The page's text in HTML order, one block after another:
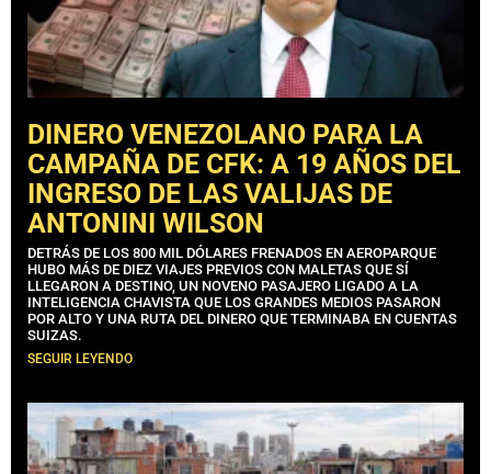
DINERO VENEZOLANO PARA LA
CAMPAÑA DE CFK: A 19 AÑOS DEL
INGRESO DE LAS VALIJAS DE
ANTONINI WILSON
DETRÁS DE LOS 800 MIL DÓLARES FRENADOS EN AEROPARQUE
HUBO MÁS DE DIEZ VIAJES PREVIOS CON MALETAS QUE SÍ
LLEGARON A DESTINO, UN NOVENO PASAJERO LIGADO A LA
INTELIGENCIA CHAVISTA QUE LOS GRANDES MEDIOS PASARON
POR ALTO Y UNA RUTA DEL DINERO QUE TERMINABA EN CUENTAS
SUIZAS.
SEGUIR LEYENDO